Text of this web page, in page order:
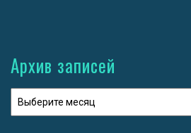
Архив записей